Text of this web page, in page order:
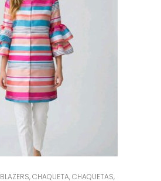
BLAZERS,CHAQUETA,CHAQUETAS,